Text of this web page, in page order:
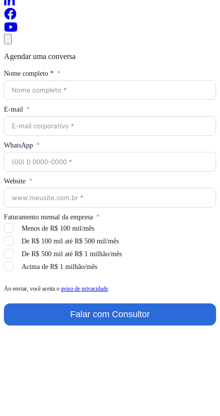
Agendar uma conversa
Nome completo *
E-mail
WhatsApp
Website
Faturamento mensal da empresa
Menos de R$ 100 mil/mês
De R$ 100 mil até R$ 500 mil/mês
De R$ 500 mil até R$ 1 milhão/mês
Acima de R$ 1 milhão/mês
Ao enviar, você aceita o aviso de privacidade.
Falar com Consultor